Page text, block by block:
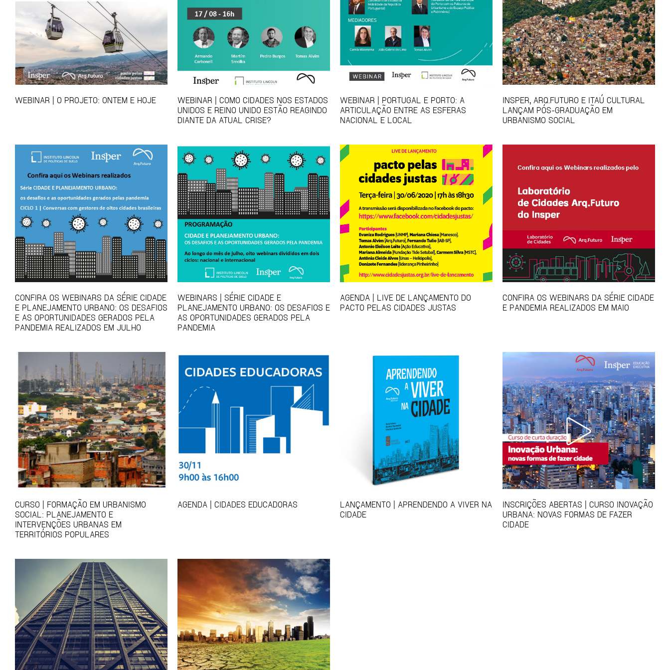
WEBINAR | O PROJETO: ONTEM E HOJE
WEBINAR | COMO CIDADES NOS ESTADOS
UNIDOS E REINO UNIDO ESTÃO REAGINDO
DIANTE DA ATUAL CRISE?
WEBINAR | PORTUGAL E PORTO: A
ARTICULAÇÃO ENTRE AS ESFERAS
NACIONAL E LOCAL
INSPER, ARQ.FUTURO E ITAÚ CULTURAL
LANÇAM PÓS-GRADUAÇÃO EM
URBANISMO SOCIAL
CONFIRA OS WEBINARS DA SÉRIE CIDADE
E PLANEJAMENTO URBANO: OS DESAFIOS
E AS OPORTUNIDADES GERADOS PELA
PANDEMIA REALIZADOS EM JULHO
WEBINARS | SÉRIE CIDADE E
PLANEJAMENTO URBANO: OS DESAFIOS E
AS OPORTUNIDADES GERADOS PELA
PANDEMIA
AGENDA | LIVE DE LANÇAMENTO DO
PACTO PELAS CIDADES JUSTAS
CONFIRA OS WEBINARS DA SÉRIE CIDADE
E PANDEMIA REALIZADOS EM MAIO
CURSO | FORMAÇÃO EM URBANISMO
SOCIAL: PLANEJAMENTO E
INTERVENÇÕES URBANAS EM
TERRITÓRIOS POPULARES
AGENDA | CIDADES EDUCADORAS
LANÇAMENTO | APRENDENDO A VIVER NA
CIDADE
INSCRIÇÕES ABERTAS | CURSO INOVAÇÃO
URBANA: NOVAS FORMAS DE FAZER
CIDADE